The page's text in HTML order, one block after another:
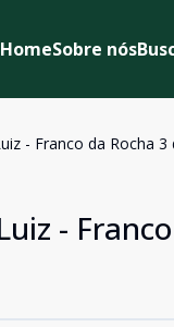
HomeSobre nós
- Franco da Rocha
-